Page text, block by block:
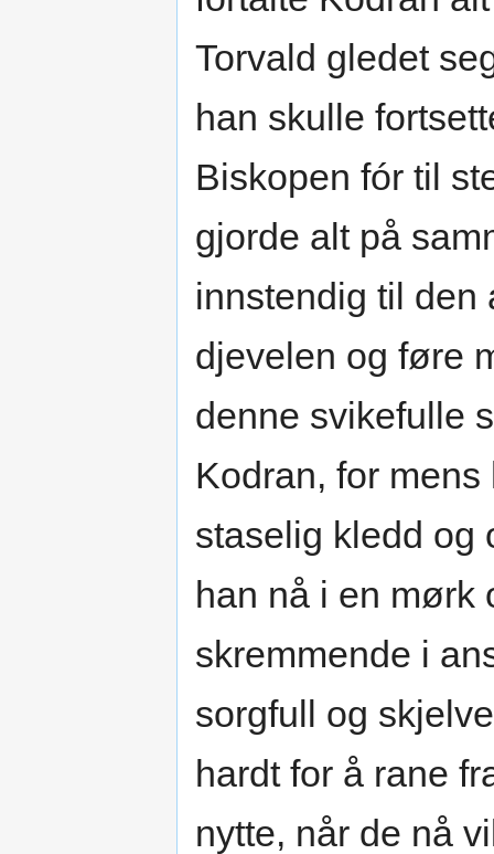
Torvald gledet
han skulle
Biskopen fór til
gjorde alt på
innstendig til den
djevelen og føre
denne svikefulle
Kodran, for
staselig kledd og
han nå i en mørk
skremmende i
sorgfull og
hardt for å rane
nytte, når de nå